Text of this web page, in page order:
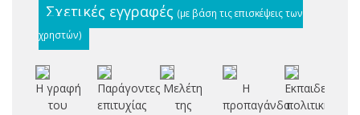
Σχετικές εγγραφές (με βάση τις επισκέψεις των
χρηστών)
Η γραφή
του
Παράγοντες
επιτυχίας
Μελέτη
της
Η
προπαγάνδα
Εκπαιδευτική
πολιτική